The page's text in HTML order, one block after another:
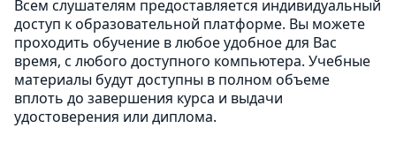
Всем слушателям предоставляется индивидуальный
доступ к образовательной платформе. Вы можете
проходить обучение в любое удобное для Вас
время, с любого доступного компьютера. Учебные
материалы будут доступны в полном объеме
вплоть до завершения курса и выдачи
удостоверения или диплома.